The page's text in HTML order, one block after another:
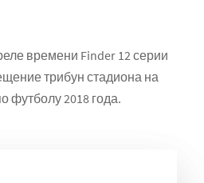
времени Finder 12 серии
трибун стадиона на
футболу 2018 года.